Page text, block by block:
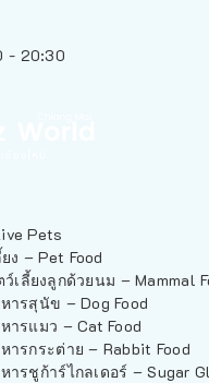
- 20:30
Pets
ง – Pet Food
เลี้ยงลูกด้วยนม – Mammal
ารสุนัข – Dog Food
ารแมว – Cat Food
ารกระต่าย – Rabbit Food
ารชูก้าร์ไกลเดอร์ – Sugar